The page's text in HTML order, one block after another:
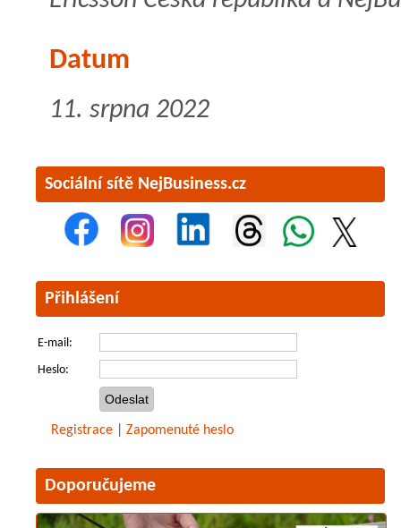
Datum
11. srpna 2022
Sociální sítě NejBusiness.cz
Přihlášení
E-mail:
Heslo:
Registrace Zapomenuté heslo
Doporučujeme